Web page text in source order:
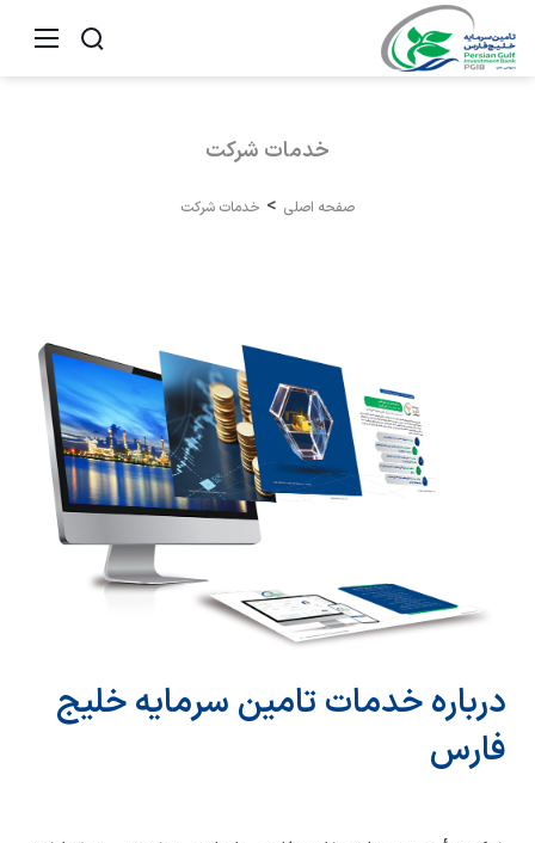
خدمات شرکت
صفحه اصلی خدمات شرکت
درباره خدمات تامین سرمایه خلیج
فارس